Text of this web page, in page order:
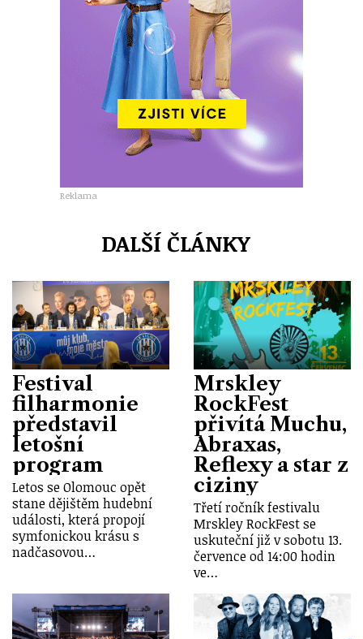
Reklama
DALŠÍ ČLÁNKY
Festival
filharmonie
představil
letošní
program
Letos se Olomouc opět
stane dějištěm hudební
události, která propojí
symfonickou krásu s
nadčasovou…
Mrskley
RockFest
přivítá Muchu,
Abraxas,
Reflexy a star z
ciziny
Třetí ročník festivalu
Mrskley RockFest se
uskuteční již v sobotu 13.
července od 14:00 hodin
ve…